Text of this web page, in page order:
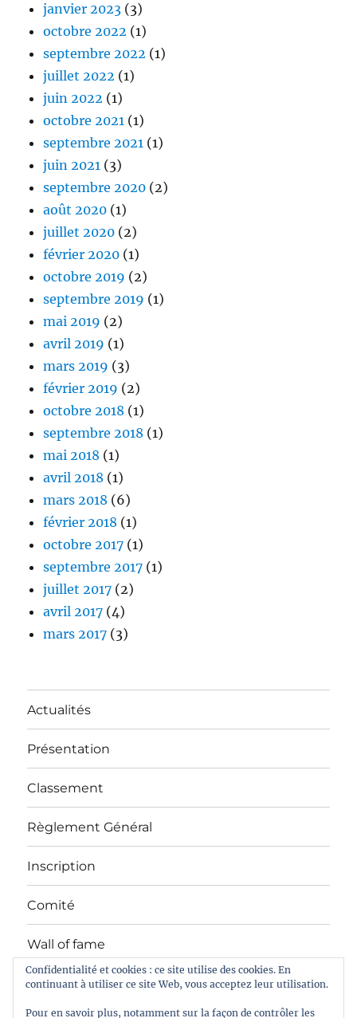
janvier 2023 (3)
octobre 2022 (1)
septembre 2022 (1)
juillet 2022 (1)
juin 2022 (1)
octobre 2021 (1)
septembre 2021 (1)
juin 2021 (3)
septembre 2020 (2)
août 2020 (1)
juillet 2020 (2)
février 2020 (1)
octobre 2019 (2)
septembre 2019 (1)
mai 2019 (2)
avril 2019 (1)
mars 2019 (3)
février 2019 (2)
octobre 2018 (1)
septembre 2018 (1)
mai 2018 (1)
avril 2018 (1)
mars 2018 (6)
février 2018 (1)
octobre 2017 (1)
septembre 2017 (1)
juillet 2017 (2)
avril 2017 (4)
mars 2017 (3)
Actualités
Présentation
Classement
Règlement Général
Inscription
Comité
Wall of fame
Confidentialité et cookies : ce site utilise des cookies. En
continuant à utiliser ce site Web, vous acceptez leur utilisation.
Pour en savoir plus, notamment sur la façon de contrôler les